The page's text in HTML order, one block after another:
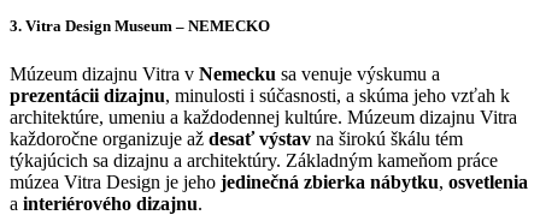
3. Vitra Design Museum – NEMECKO
Múzeum dizajnu Vitra v Nemecku sa venuje výskumu a
prezentácii dizajnu, minulosti i súčasnosti, a skúma jeho vzťah k
architektúre, umeniu a každodennej kultúre. Múzeum dizajnu Vitra
každoročne organizuje až desať výstav na širokú škálu tém
týkajúcich sa dizajnu a architektúry. Základným kameňom práce
múzea Vitra Design je jeho jedinečná zbierka nábytku, osvetlenia
a interiérového dizajnu.